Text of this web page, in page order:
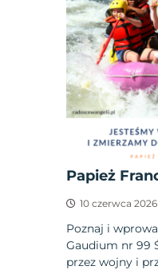
Papież
10 czerwca 2026
Poznaj i
Gaudium nr 99
przez wojny i